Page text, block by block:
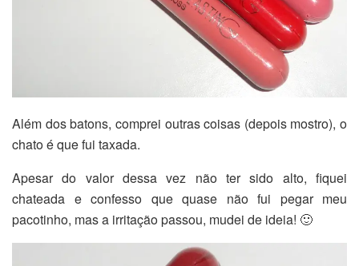
Além dos batons, comprei outras coisas (depois mostro), o
chato é que fui taxada.
Apesar do valor dessa vez não ter sido alto, fiquei
chateada e confesso que quase não fui pegar meu
pacotinho, mas a irritação passou, mudei de ideia! 🙂